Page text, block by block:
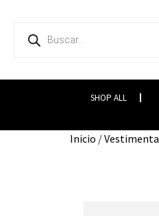
SHOP ALL
Inicio /Vestimenta